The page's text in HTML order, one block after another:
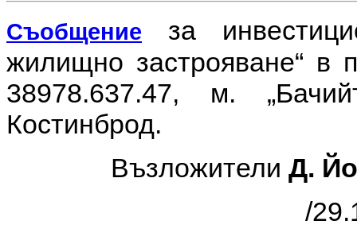
Съобщение
за
жилищно застрояване“ в
38978.637.47, м.
Костинброд.
Възложители Д.
/